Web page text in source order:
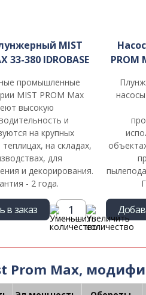
MIST
33-380 IDROBASE
промышленные
MIST PROM Max
высокую
и
на крупных
на складах,
для
и декорирования.
- 2 года.
в заказ
PROM
Prom Max,